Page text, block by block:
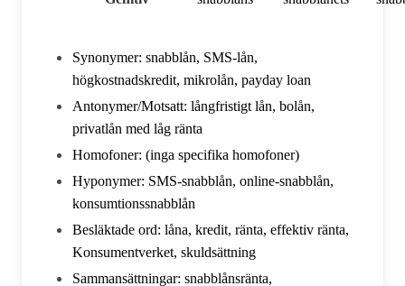
Synonymer: snabblån, SMS-lån,
högkostnadskredit, mikrolån, payday loan
Antonymer/Motsatt: långfristigt lån, bolån,
privatlån med låg ränta
Homofoner: (inga specifika homofoner)
Hyponymer: SMS-snabblån, online-snabblån,
konsumtionssnabblån
Besläktade ord: låna, kredit, ränta, effektiv ränta,
Konsumentverket, skuldsättning
Sammansättningar: snabblånsränta,